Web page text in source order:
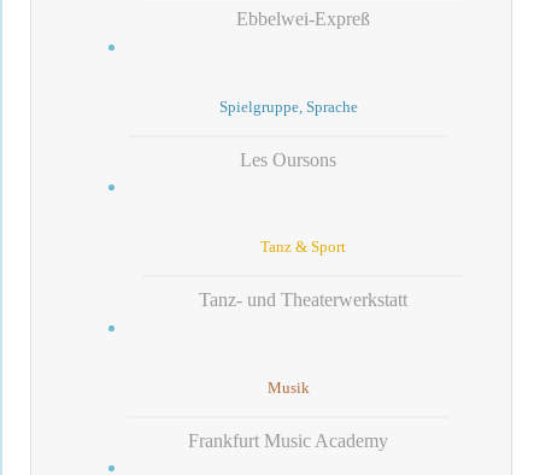
Ebbelwei-Expreß
Spielgruppe, Sprache
Les Oursons
Tanz & Sport
Tanz- und Theaterwerkstatt
Musik
Frankfurt Music Academy